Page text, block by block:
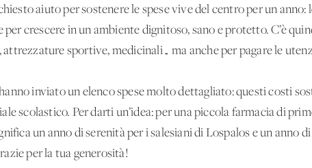
aiuto per sostenere le spese vive del centro per un anno:
crescere in un ambiente dignitoso, sano e protetto. C’è
sportive, medicinali… ma anche per pagare le
inviato un elenco spese molto dettagliato: questi costi
scolastico. Per darti un’idea: per una piccola farmacia di
un anno di serenità per i salesiani di Lospalos e un anno
per la tua generosità!